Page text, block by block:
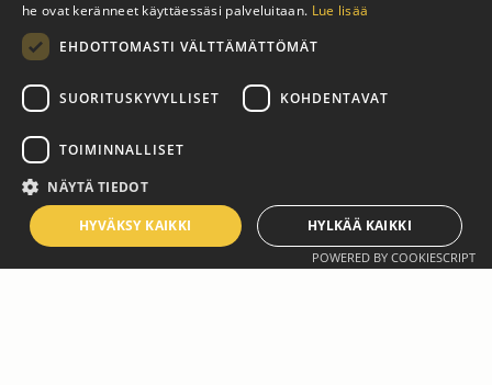
he ovat keränneet käyttäessäsi palveluitaan. Lue lisää
EHDOTTOMASTI VÄLTTÄMÄTTÖMÄT
SUORITUSKYVYLLISET KOHDENTAVAT
TOIMINNALLISET
NÄYTÄ TIEDOT
HYVÄKSY KAIKKI HYLKÄÄ KAIKKI
POWERED BY COOKIESCRIPT